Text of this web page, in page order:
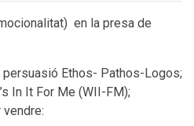
en la presa de
Ethos- Pathos-Logos;
In It For Me (WII-FM);